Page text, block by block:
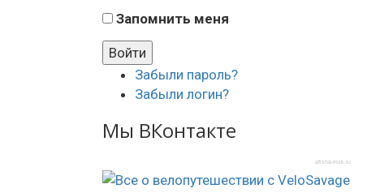
Запомнить меня
Забыли пароль?
Забыли логин?
Мы ВКонтакте
afisha-msk.ru